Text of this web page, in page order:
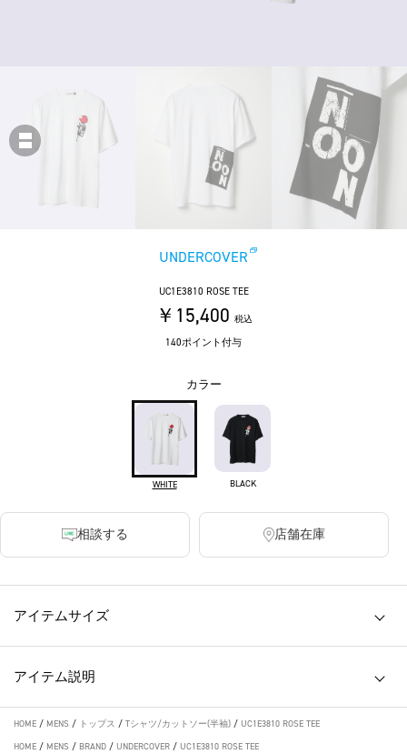
UNDERCOVER
UC1E3810 ROSE TEE
￥15,400 税込
140ポイント付与
カラー
WHITE BLACK
相談する 店舗在庫
アイテムサイズ
アイテム説明
HOME / MENS / トップス / Tシャツ/カットソー(半袖) / UC1E3810 ROSE TEE
HOME / MENS / BRAND / UNDERCOVER / UC1E3810 ROSE TEE